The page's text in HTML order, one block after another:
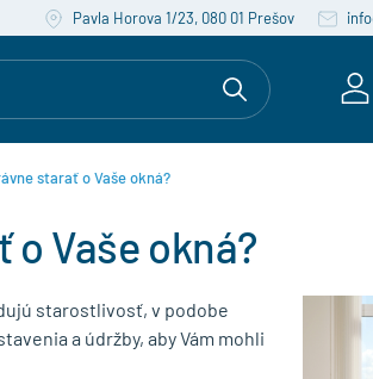
Pavla Horova 1/23, 080 01 Prešov
starať o Vaše okná?
Vaše okná?
starostlivosť, v podobe
a údržby, aby Vám mohli